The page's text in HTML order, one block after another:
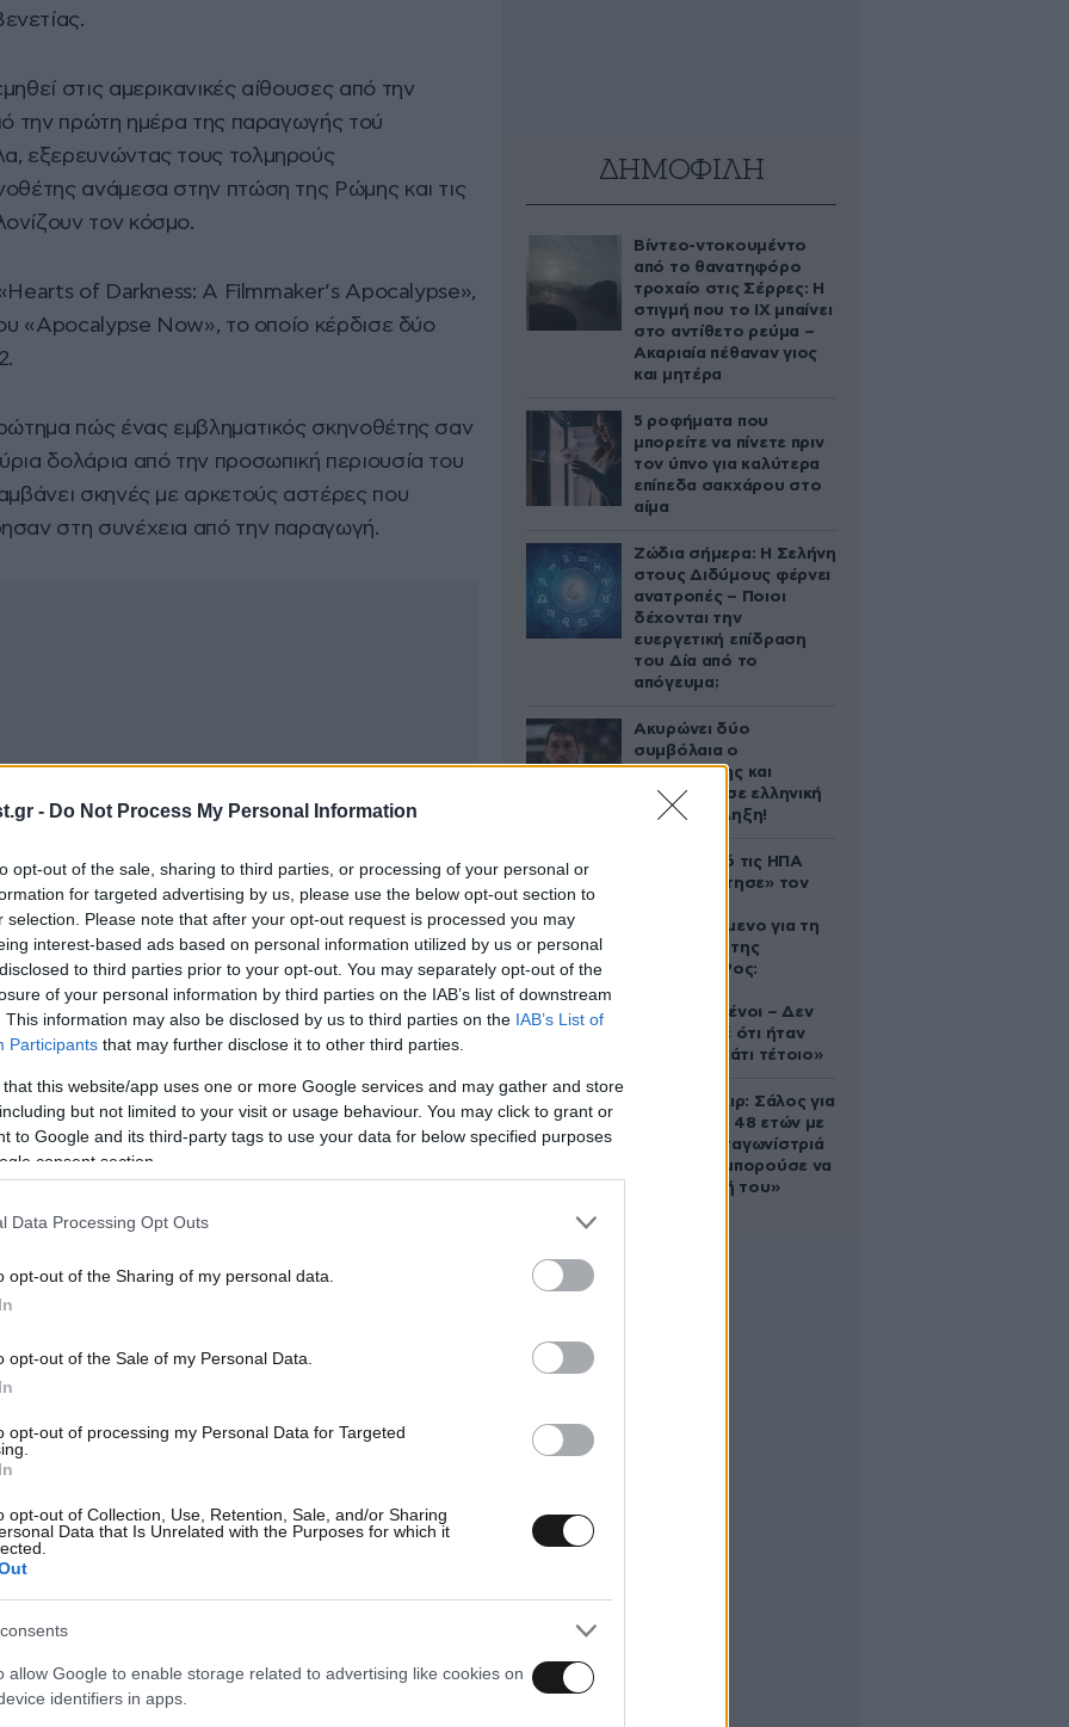
- Do Not Process My Personal Information
opt-out of the sale, sharing to third parties, or processing of your personal or
for targeted advertising by us, please use the below opt-out section to
selection. Please note that after your opt-out request is processed you may
interest-based ads based on personal information utilized by us or personal
to third parties prior to your opt-out. You may separately opt-out of the
of your personal information by third parties on the IAB’s list of downstream
This information may also be disclosed by us to third parties on the IAB’s List of
Participants that may further disclose it to other third parties.
that this website/app uses one or more Google services and may gather and store
but not limited to your visit or usage behaviour. You may click to grant or
to Google and its third-party tags to use your data for below specified purposes
consent section.
Data Processing Opt Outs
opt-out of the Sharing of my personal data.
opt-out of the Sale of my Personal Data.
opt-out of processing my Personal Data for Targeted
opt-out of Collection, Use, Retention, Sale, and/or Sharing
Data that Is Unrelated with the Purposes for which it
allow Google to enable storage related to advertising like cookies on
identifiers in apps.
στις αμερικανικές αίθουσες από την
την πρώτη ημέρα της παραγωγής τού
εξερευνώντας τους τολμηρούς
ανάμεσα στην πτώση της Ρώμης και τις
τον κόσμο.
of Darkness: A Filmmaker’s Apocalypse»,
«Apocalypse Now», το οποίο κέρδισε δύο
πώς ένας εμβληματικός σκηνοθέτης σαν
δολάρια από την προσωπική περιουσία του
σκηνές με αρκετούς αστέρες που
στη συνέχεια από την παραγωγή.
σε έξι αμερικανικές πόλεις, προβάλλοντας
τα πολυδιάστατα θέματά της,
ελπίζει να εξασφαλίσει μία δεύτερη
στις κινηματογραφικές αίθουσες και για
κάνει συμφωνία με κάποια πλατφόρμα
ο Μάικ Φίγκις, ο οποίος ήταν
και σεναρίου για το «Leaving Las
Α’ Ανδρικού Ρόλου ο ανιψιός του
ΔΗΜΟΦΙΛΗ
Βίντεο-ντοκουμέντο
από το θανατηφόρο
τροχαίο στις Σέρρες: Η
στιγμή που το ΙΧ μπαίνει
στο αντίθετο ρεύμα –
Ακαριαία πέθαναν γιος
και μητέρα
5 ροφήματα που
μπορείτε να πίνετε πριν
τον ύπνο για καλύτερα
επίπεδα σακχάρου στο
αίμα
Ζώδια σήμερα: Η Σελήνη
στους Διδύμους φέρνει
ανατροπές – Ποιοι
δέχονται την
ευεργετική επίδραση
του Δία από το
απόγευμα;
Ακυρώνει δύο
συμβόλαια ο
Λαρεντζάκης και
υπογράφει σε ελληνική
ομάδα-έκπληξη!
Ζευγάρι από τις ΗΠΑ
που «υιοθέτησε» τον
κατηγορούμενο για τη
δολοφονία της
Ελίζαμπεθ Ρος:
συντετριμμένοι – Δεν
έδειξε ποτέ ότι ήταν
ικανός για κάτι τέτοιο»
Ρίτσαρντ Γκιρ: Σάλος για
τη διαφορά 48 ετών με
τη συμπρωταγωνίστριά
του – «Θα μπορούσε να
είναι εγγονή του»